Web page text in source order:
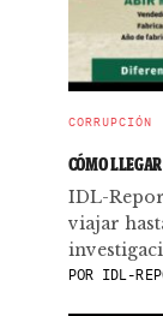
CORRUPCIÓN
CÓMO
IDL-
viajar
POR IDL-